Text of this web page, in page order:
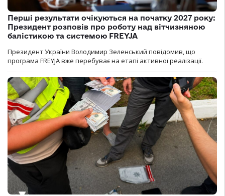
Перші результати очікуються на початку 2027 року:
Президент розповів про роботу над вітчизняною
балістикою та системою FREYJA
Президент України Володимир Зеленський повідомив, що
програма FREYJA вже перебуває на етапі активної реалізації.